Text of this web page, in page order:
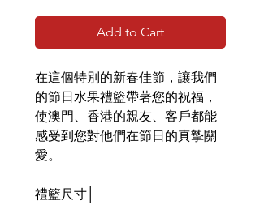
Add to Cart
在這個特別的新春佳節，讓我們
的節日水果禮籃帶著您的祝福，
使澳門、香港的親友、客戶都能
感受到您對他們在節日的真摯關
愛。
禮籃尺寸│